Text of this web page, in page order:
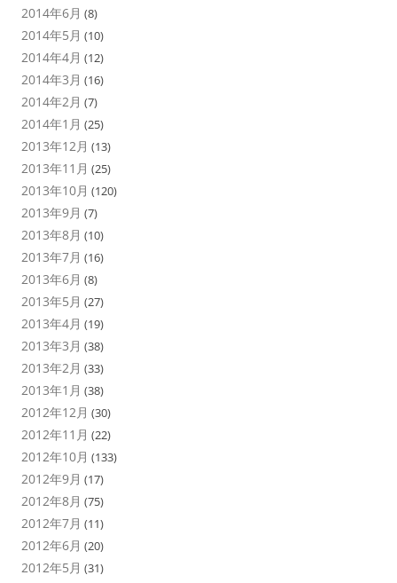
2014年6月 (8)
2014年5月 (10)
2014年4月 (12)
2014年3月 (16)
2014年2月 (7)
2014年1月 (25)
2013年12月 (13)
2013年11月 (25)
2013年10月 (120)
2013年9月 (7)
2013年8月 (10)
2013年7月 (16)
2013年6月 (8)
2013年5月 (27)
2013年4月 (19)
2013年3月 (38)
2013年2月 (33)
2013年1月 (38)
2012年12月 (30)
2012年11月 (22)
2012年10月 (133)
2012年9月 (17)
2012年8月 (75)
2012年7月 (11)
2012年6月 (20)
2012年5月 (31)